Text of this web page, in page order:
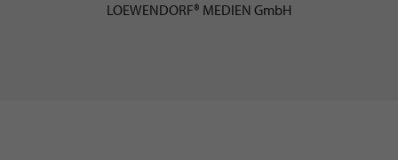
LOEWENDORF® MEDIEN GmbH